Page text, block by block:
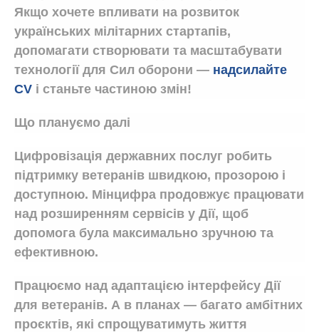
Якщо хочете впливати на розвиток
українських мілітарних стартапів,
допомагати створювати та масштабувати
технології для Сил оборони — надсилайте
CV і станьте частиною змін!
Що плануємо далі
Цифровізація державних послуг робить
підтримку ветеранів швидкою, прозорою і
доступною. Мінцифра продовжує працювати
над розширенням сервісів у Дії, щоб
допомога була максимально зручною та
ефективною.
Працюємо над адаптацією інтерфейсу Дії
для ветеранів. А в планах — багато амбітних
проєктів, які спрощуватимуть життя